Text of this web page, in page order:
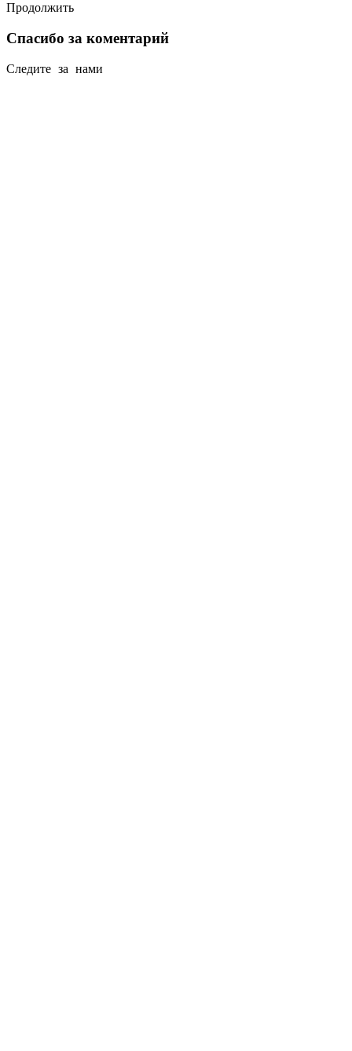
Продолжить
Спасибо за коментарий
Следите за нами